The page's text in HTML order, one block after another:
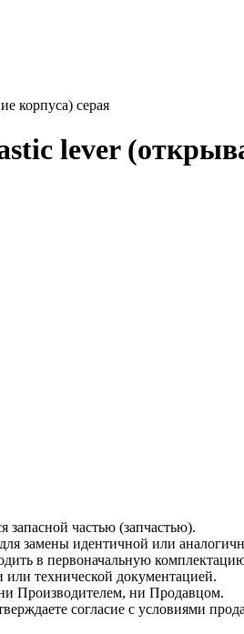
корпуса) серая
lever
запасной частью (запчастью).
замены идентичной или
в первоначальную
технической документацией.
ни Производителем, ни Продавцом.
согласие с условиями